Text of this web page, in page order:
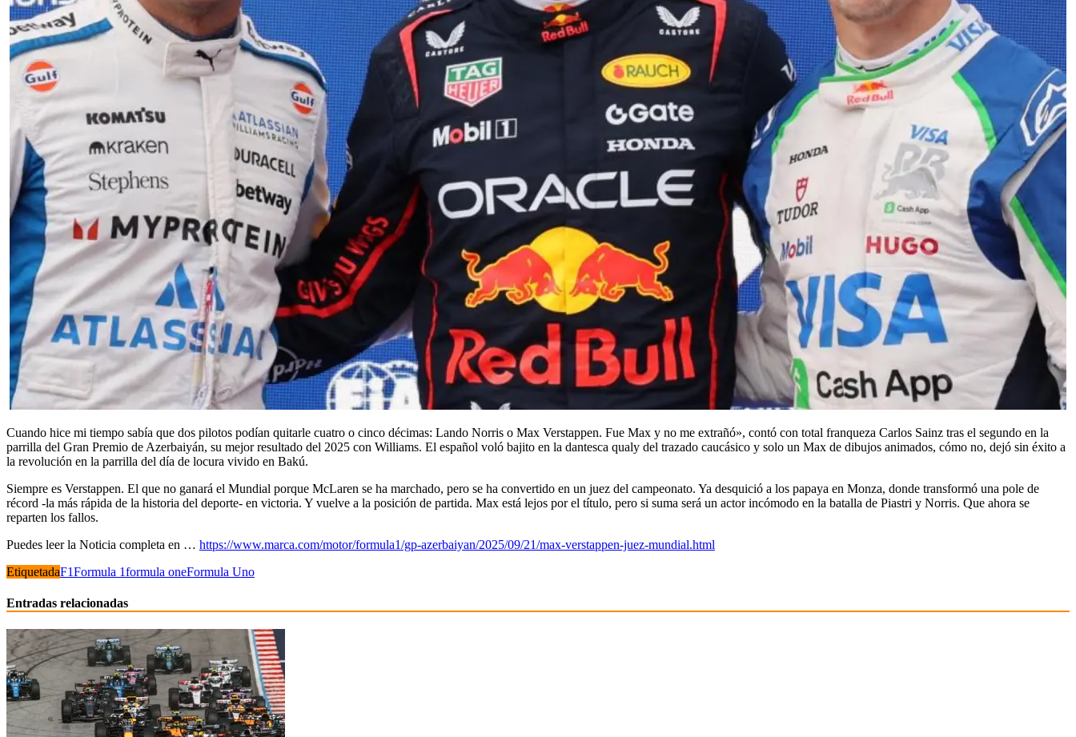
Cuando hice mi tiempo sabía que dos pilotos podían quitarle cuatro o cinco décimas: Lando Norris o Max Verstappen. Fue Max y no me extrañó», contó con total franqueza Carlos Sainz tras el segundo en la
parrilla del Gran Premio de Azerbaiyán, su mejor resultado del 2025 con Williams. El español voló bajito en la dantesca qualy del trazado caucásico y solo un Max de dibujos animados, cómo no, dejó sin éxito a
la revolución en la parrilla del día de locura vivido en Bakú.
Siempre es Verstappen. El que no ganará el Mundial porque McLaren se ha marchado, pero se ha convertido en un juez del campeonato. Ya desquició a los papaya en Monza, donde transformó una pole de
récord -la más rápida de la historia del deporte- en victoria. Y vuelve a la posición de partida. Max está lejos por el título, pero si suma será un actor incómodo en la batalla de Piastri y Norris. Que ahora se
reparten los fallos.
Puedes leer la Noticia completa en … https://www.marca.com/motor/formula1/gp-azerbaiyan/2025/09/21/max-verstappen-juez-mundial.html
EtiquetadaF1Formula 1formula oneFormula Uno
Entradas relacionadas